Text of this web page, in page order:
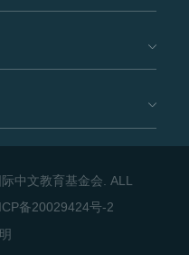
中文教育基金会. ALL
备20029424号-2